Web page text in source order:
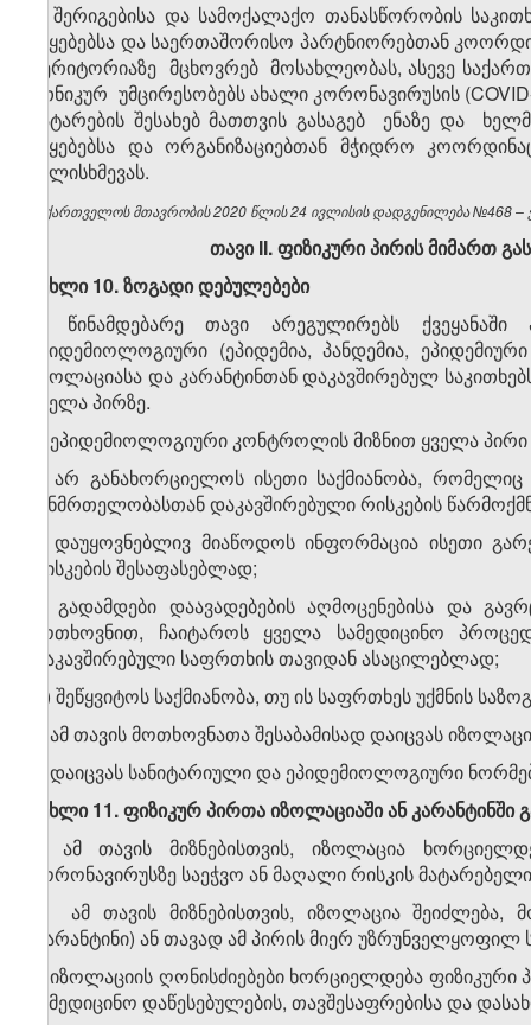
6. შერიგებისა და სამოქალაქო თანასწორობის
უწყებებსა და საერთაშორისო პარტნიორებთან
ტერიტორიაზე მცხოვრებ მოსახლეობას, ასევე
ეთნიკურ უმცირესობებს ახალი კორონავირუსის
გატარების შესახებ მათთვის გასაგებ ენაზე და
უწყებებსა და ორგანიზაციებთან მჭიდრო
ძალისხმევას.
საქართველოს მთავრობის 2020 წლის 24 ივლისის დადგენილება №468 –
თავიII. ფიზიკური პირის მიმართ
მუხლი10.ზოგადიდებულებები
1. წინამდებარე თავი არეგულირებს
ეპიდემიოლოგიური (ეპიდემია, პანდემია,
იზოლაციასა და კარანტინთან დაკავშირებულ
ყველა პირზე.
2. ეპიდემიოლოგიური კონტროლის მიზნით ყველა
ა) არ განახორციელოს ისეთი საქმიანობა, რომელიც
ჯანმრთელობასთან დაკავშირებული რისკების
ბ) დაუყოვნებლივ მიაწოდოს ინფორმაცია ისეთი
რისკების შესაფასებლად;
გ) გადამდები დაავადებების აღმოცენებისა და
მოთხოვნით, ჩაიტაროს ყველა სამედიცინო
დაკავშირებული საფრთხის თავიდან ასაცილებლად;
დ) შეწყვიტოს საქმიანობა, თუ ის საფრთხეს უქმნის
ე) ამ თავის მოთხოვნათა შესაბამისად დაიცვას
ვ) დაიცვას სანიტარიული და ეპიდემიოლოგიური
მუხლი11.ფიზიკურ პირთა იზოლაციაში ან კარანტინში
1. ამ თავის მიზნებისთვის, იზოლაცია
კორონავირუსზე საეჭვო ან მაღალი რისკის
2. ამ თავის მიზნებისთვის, იზოლაცია
(კარანტინი) ან თავად ამ პირის მიერ
3. იზოლაციის ღონისძიებები ხორციელდება
სამედიცინო დაწესებულების, თავშესაფრებისა და